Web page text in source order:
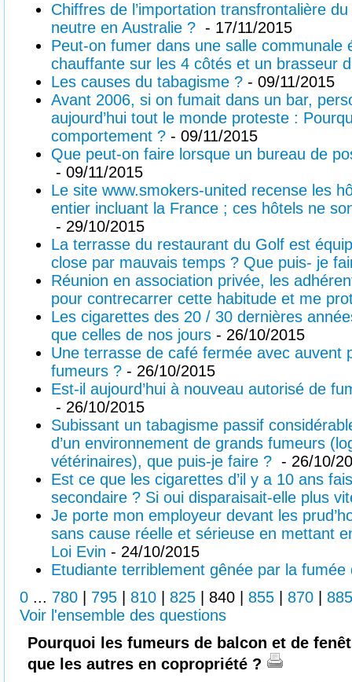
Chiffres de l’importation transfrontalière
neutre en Australie ? - 17/11/2015
Peut-on fumer dans une salle communale
chauffante sur les 4 côtés et un brasseur
Les causes du tabagisme ? - 09/11/2015
Avant 2006, si on fumait dans un bar,
aujourd’hui tout le monde proteste :
comportement ? - 09/11/2015
Que peut-on faire lorsque un bureau de
- 09/11/2015
Le site www.smokers-united recense les
entier incluant la France ; ces hôtels ne
- 29/10/2015
La terrasse du restaurant du Golf est
close par mauvais temps ? Que puis- je
Réunion en association privée, les
pour contrecarrer cette habitude et me
Les cigarettes des 20 / 30 dernières
que celles de nos jours - 26/10/2015
Une terrasse de café fermée avec auvent
fumeurs ? - 26/10/2015
Est-il aujourd’hui à nouveau autorisé de
- 26/10/2015
Subissant un tabagisme passif
d’un environnement de grands fumeurs
vétérinaires), que puis-je faire ? - 26/10/
Est ce que les cigarettes d’il y a 10 ans
secondaire ? Si oui disparaisait-elle plus
Je porte mon employeur devant les
sans cause réelle et sérieuse en mettant
Loi Evin - 24/10/2015
Etudiante terriblement gênée par la fumée
0 ... 780 795 810 825 840 855 870
885
Voir l'ensemble des questions
Pourquoi les fumeurs de balcon et de
que les autres en copropriété ?